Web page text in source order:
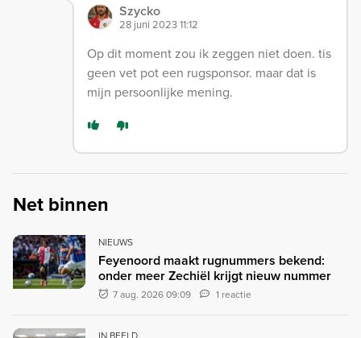
Szycko
28 juni 2023 11:12
Op dit moment zou ik zeggen niet doen. tis
geen vet pot een rugsponsor. maar dat is
mijn persoonlijke mening.
Net binnen
NIEUWS
Feyenoord maakt rugnummers bekend:
onder meer Zechiël krijgt nieuw nummer
7 aug. 2026 09:09 1 reactie
IN BEELD